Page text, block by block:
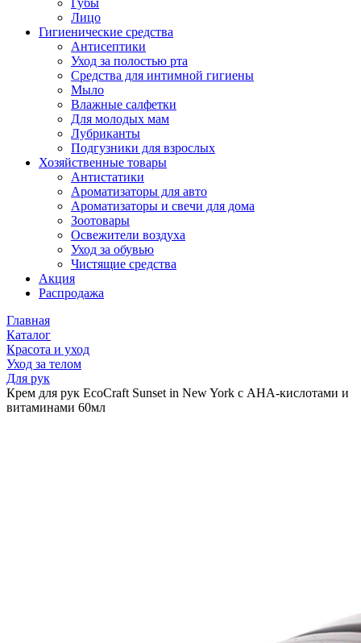
Губы
Лицо
Гигиенические средства
Антисептики
Уход за полостью рта
Средства для интимной гигиены
Мыло
Влажные салфетки
Для молодых мам
Лубриканты
Подгузники для взрослых
Хозяйственные товары
Антистатики
Ароматизаторы для авто
Ароматизаторы и свечи для дома
Зоотовары
Освежители воздуха
Уход за обувью
Чистящие средства
Акция
Распродажа
Главная
Каталог
Красота и уход
Уход за телом
Для рук
Крем для рук EcoCraft Sunset in New York с АНА-кислотами и
витаминами 60мл